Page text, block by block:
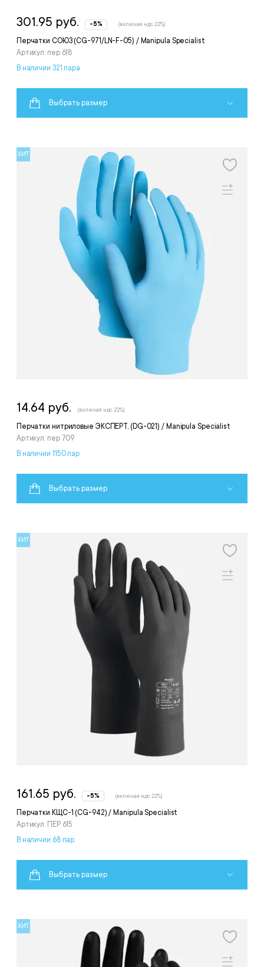
Перчатки СОЮЗ (CG-971/LN-F-05) / Manipula Specialist
Артикул: пер 618
301.95 руб. -5% (включая ндс 22%)
В наличии 321 пара
Выбрать размер
ХИТ
Перчатки нитриловые ЭКСПЕРТ, (DG-021) / Manipula Specialist
Артикул: пер 709
14.64 руб. (включая ндс 22%)
В наличии 1150 пар
Выбрать размер
ХИТ
Перчатки КЩС-1 (CG-942) / Manipula Specialist
Артикул: ПЕР 615
161.65 руб. -5% (включая ндс 22%)
В наличии 68 пар
Выбрать размер
ХИТ